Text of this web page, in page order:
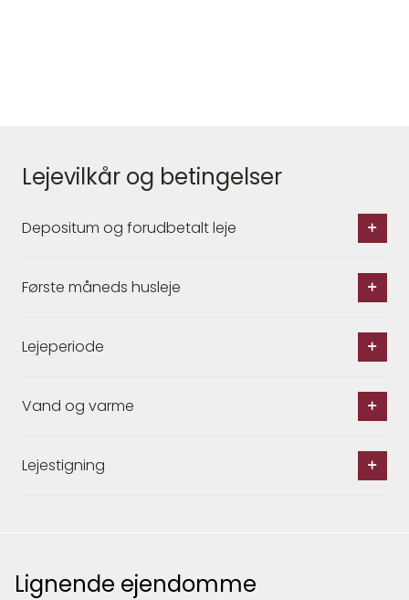
Lejevilkår og betingelser
Depositum og forudbetalt leje
Første måneds husleje
Lejeperiode
Vand og varme
Lejestigning
Lignende ejendomme